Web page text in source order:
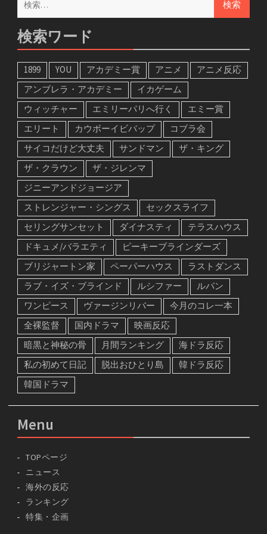
索:
検索ワード
1899 YOU アカデミー賞 アニメ
アニメ反応
アンブレラ・アカデミー
イカゲーム
ウィッチャー
エミリーパリへ行く
エミー賞
エリート
カウボーイビバップ
コブラ会
サイコだけど大丈夫
サンドマン
ザ・キング
ザ・クラウン
ザ・ジレンマ
ジニーアンドジョージア
ストレンジャー・シングス
セックスライフ
セリングサンセット
ダイナスティ
テラスハウス
ドキュメ/バラエティ
ピーキーブラインダーズ
ブリジャートン家
ペーパーハウス
ラストダンス
ラブ・イズ・ブラインド
ルシファー
ルパン
ワンピース
ヴァージンリバー
今月のコレ一本
全裸監督
国内ドラマ
映画反応
暗黒と神秘の骨
月間ランキング
海ドラ反応
私の初めて日記
脱出おひとり島
韓ドラ反応
韓国ドラマ
Menu
TOPページ
ニュース
海外の反応
ランキング
特集・企画